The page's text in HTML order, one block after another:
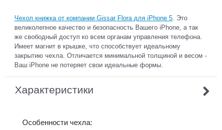
Чехол книжка от компании Gissar Flora для iPhone 5. Это
великолепное качество и безопасность Вашего iPhone, а так
же свободный доступ ко всем органам управления телефона.
Имеет магнит в крышке, что способствует идеальному
закрытию чехла. Отличается минимальной толщиной и весом -
Ваш iPhone не потеряет свои идеальные формы.
Характеристики
Особенности чехла: